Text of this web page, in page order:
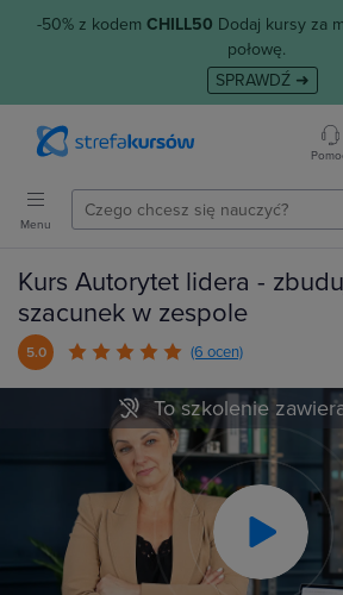
-50% z kodem CHILL50 Dodaj kursy za
połowę.
SPRAWDŹ ➜
Menu
Kurs Autorytet lidera -
szacunek w zespole
5.0 (6 ocen)
Play
To szkolenie